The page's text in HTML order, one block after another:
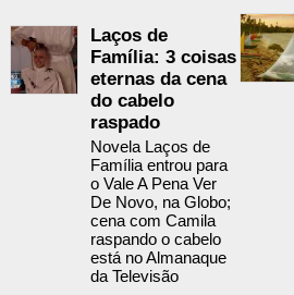
Laços de
Família: 3 coisas
eternas da cena
do cabelo
raspado
Novela Laços de
Família entrou para
o Vale A Pena Ver
De Novo, na Globo;
cena com Camila
raspando o cabelo
está no Almanaque
da Televisão